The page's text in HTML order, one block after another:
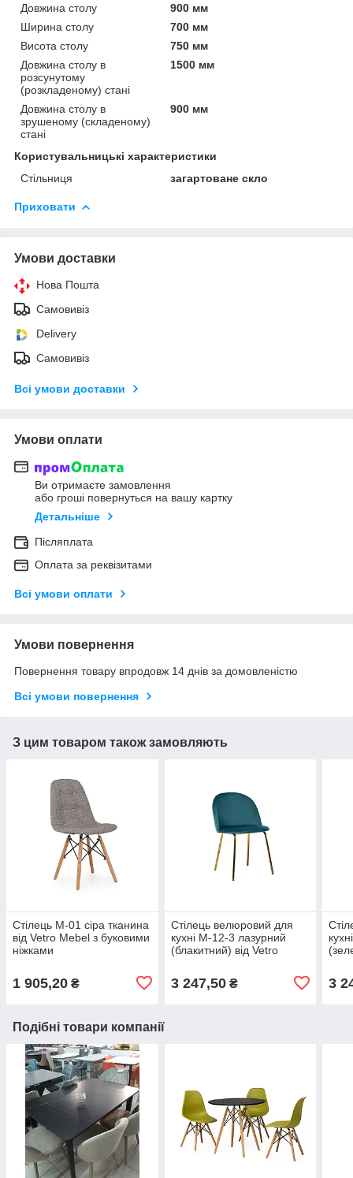
Довжина столу
900 мм
Ширина столу
700 мм
Висота столу
750 мм
Довжина столу в
розсунутому
(розкладеному) стані
1500 мм
Довжина столу в
зрушеному (складеному)
стані
900 мм
Користувальницькі характеристики
Стільниця
загартоване скло
Приховати
Умови доставки
Нова Пошта
Самовивіз
Delivery
Самовивіз
Всі умови доставки
Умови оплати
Ви отримаєте замовлення
або гроші повернуться на вашу картку
Детальніше
Післяплата
Оплата за реквізитами
Всі умови оплати
Умови повернення
Повернення товару впродовж 14 днів за домовленістю
Всі умови повернення
З цим товаром також замовляють
Стілець M-01 сіра тканина
від Vetro Mebel з буковими
ніжками
1 905,20 ₴
Стілець велюровий для
кухні M-12-3 лазурний
(блакитний) від Vetro
3 247,50₴ 3
Подібні товари компанії